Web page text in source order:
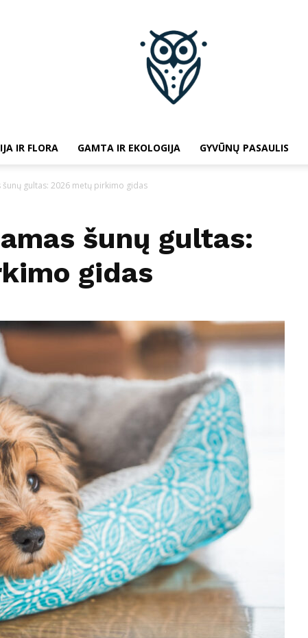
IR FLORA GAMTA IR EKOLOGIJA GYVŪNŲ PASAULIS
šunų gultas: 2026 metų pirkimo gidas
šunų gultas:
gidas